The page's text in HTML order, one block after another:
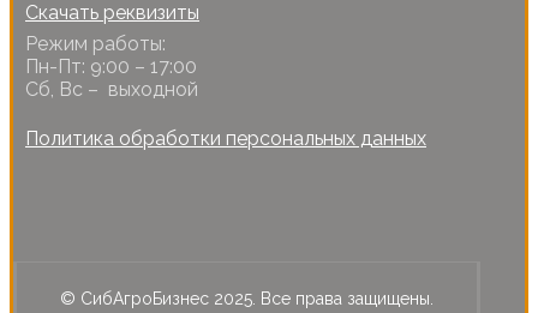
Скачать реквизиты
Режим работы:
Пн-Пт: 9:00 – 17:00
Сб, Вс – выходной
Политика обработки персональных данных
© СибАгроБизнес 2025. Все права защищены.